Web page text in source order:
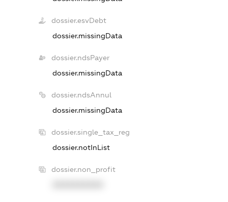
dossier.esvDebt
dossier.missingData
dossier.ndsPayer
dossier.missingData
dossier.ndsAnnul
dossier.missingData
dossier.single_tax_reg
dossier.notInList
dossier.non_profit